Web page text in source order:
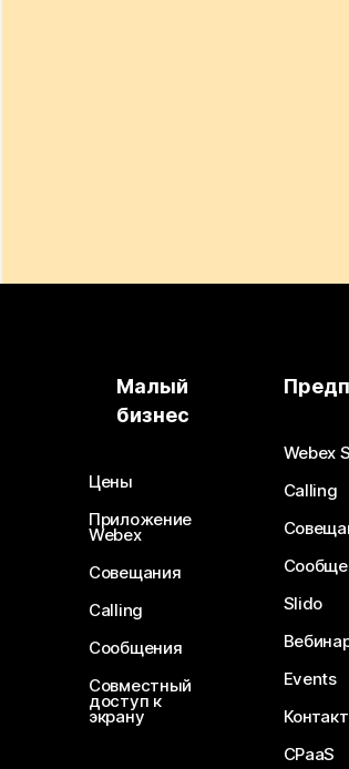
Малый
бизнес
Цены
Приложение
Webex
Совещания
Calling
Сообщения
Совместный
доступ к
экрану
Webex
Calling
Slido
Events
CPaaS